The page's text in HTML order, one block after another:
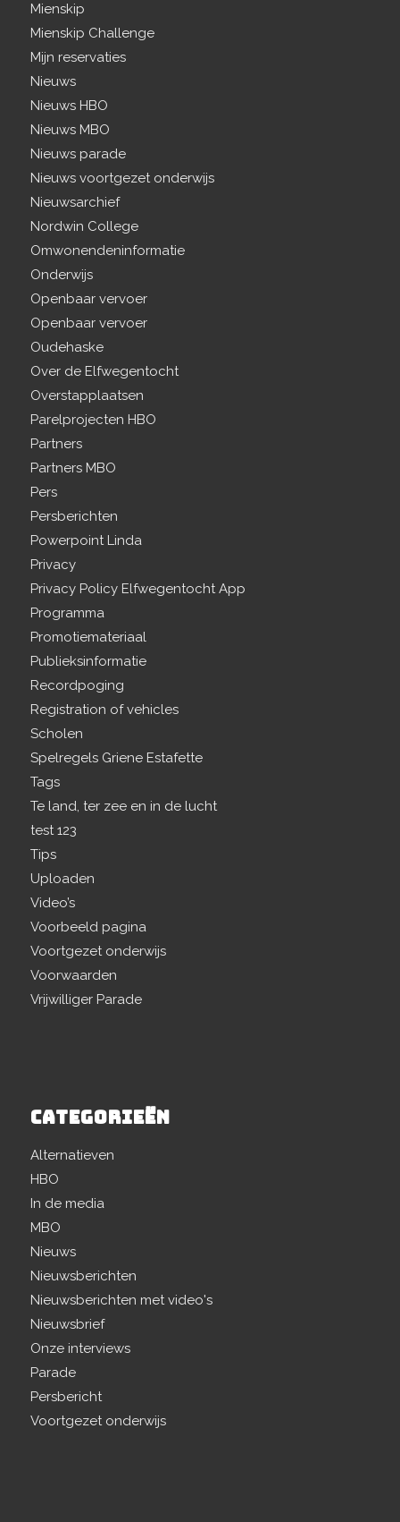
Mienskip
Mienskip Challenge
Mijn reservaties
Nieuws
Nieuws HBO
Nieuws MBO
Nieuws parade
Nieuws voortgezet onderwijs
Nieuwsarchief
Nordwin College
Omwonendeninformatie
Onderwijs
Openbaar vervoer
Openbaar vervoer
Oudehaske
Over de Elfwegentocht
Overstapplaatsen
Parelprojecten HBO
Partners
Partners MBO
Pers
Persberichten
Powerpoint Linda
Privacy
Privacy Policy Elfwegentocht App
Programma
Promotiemateriaal
Publieksinformatie
Recordpoging
Registration of vehicles
Scholen
Spelregels Griene Estafette
Tags
Te land, ter zee en in de lucht
test 123
Tips
Uploaden
Video’s
Voorbeeld pagina
Voortgezet onderwijs
Voorwaarden
Vrijwilliger Parade
CATEGORIEËN
Alternatieven
HBO
In de media
MBO
Nieuws
Nieuwsberichten
Nieuwsberichten met video's
Nieuwsbrief
Onze interviews
Parade
Persbericht
Voortgezet onderwijs